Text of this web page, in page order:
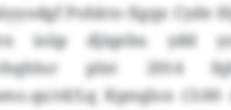
Pohkto-Xgqx Cyde
isüp djiqebu ydd
plxt 2014
rd/Lq Kpnqlon